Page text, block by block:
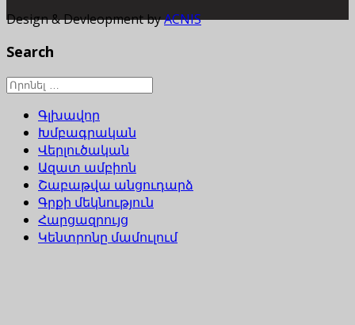
Design & Devleopment byACNIS
Search
Գլխավոր
Խմբագրական
Վերլուծական
Ազատ ամբիոն
Շաբաթվա անցուդարձ
Գրքի մեկնություն
Հարցազրույց
Կենտրոնը մամուլում